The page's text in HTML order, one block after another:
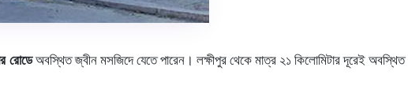
রোডেঅবস্থিত জ্বীন মসজিদে যেতে পারেন। লক্ষীপুর থেকে মাত্র ২১ কিলোমিটার দূরেই